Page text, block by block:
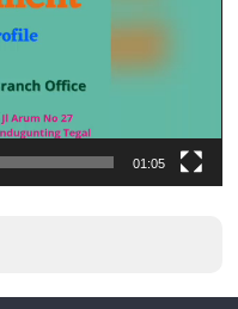
01:05